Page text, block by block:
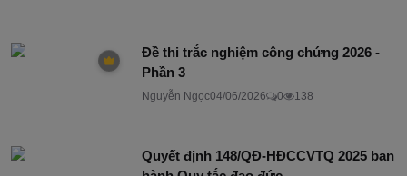
Đề thi trắc nghiệm công chứng 2026 -
Phần 3
Nguyễn Ngọc04/06/2026 0 138
Quyết định 148/QĐ-HĐCCVTQ 2025 ban